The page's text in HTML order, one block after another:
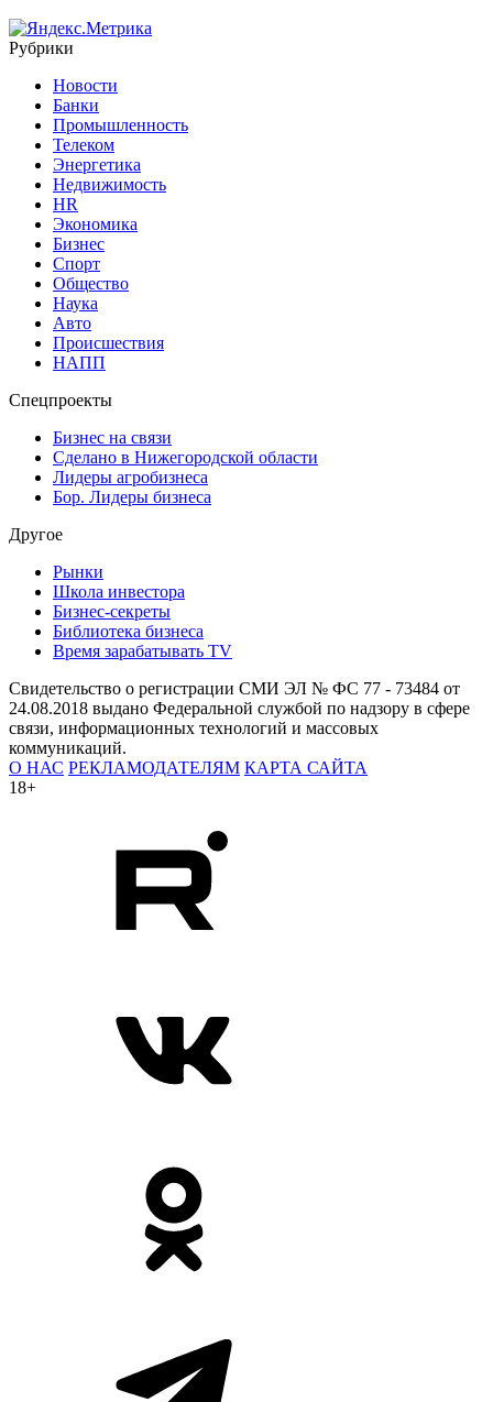
Рубрики
Новости
Банки
Промышленность
Телеком
Энергетика
Недвижимость
HR
Экономика
Бизнес
Спорт
Общество
Наука
Авто
Происшествия
НАПП
Спецпроекты
Бизнес на связи
Сделано в Нижегородской области
Лидеры агробизнеса
Бор. Лидеры бизнеса
Другое
Рынки
Школа инвестора
Бизнес-секреты
Библиотека бизнеса
Время зарабатывать TV
Свидетельство о регистрации СМИ ЭЛ № ФС 77 - 73484 от
24.08.2018 выдано Федеральной службой по надзору в сфере
связи, информационных технологий и массовых
коммуникаций.
О НАС РЕКЛАМОДАТЕЛЯМ КАРТА САЙТА
18+